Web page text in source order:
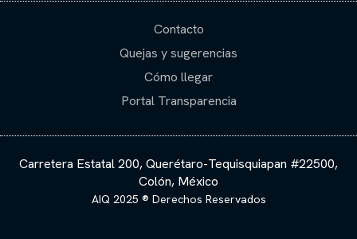
Contacto
Quejas y sugerencias
Cómo llegar
Portal Transparencia
Carretera Estatal 200, Querétaro-Tequisquiapan #22500,
Colón, México
AIQ 2025 ® Derechos Reservados